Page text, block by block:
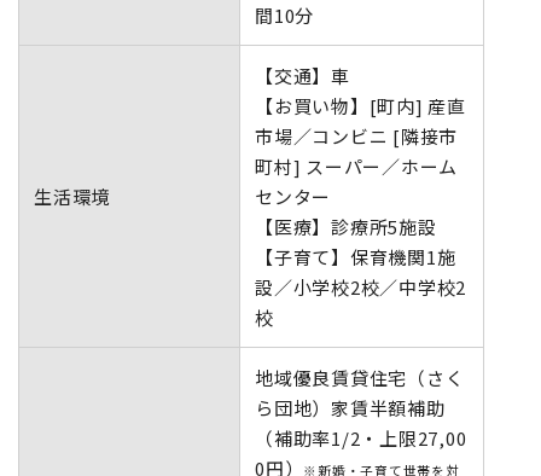
間10分
生活環境
【交通】車
【お買い物】[町内] 産直
市場／コンビニ [隣接市
町村] スーパー／ホーム
センター
【医療】診療所5施設
【子育て】保育機関1施
設／小学校2校／中学校2
校
地域優良賃貸住宅（さく
ら団地）家賃半額補助
（補助率1/2・上限27,00
0円）
※新婚・子育て世帯を対